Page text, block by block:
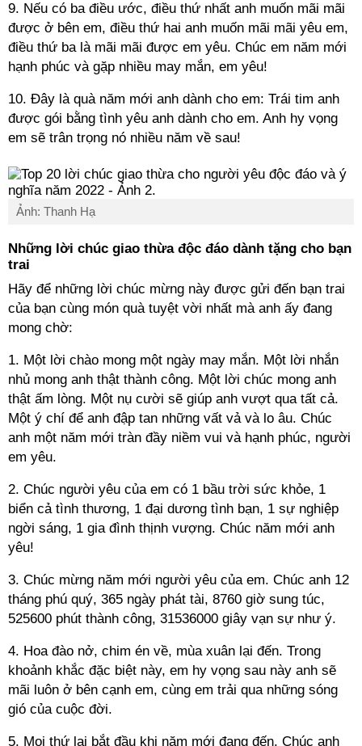
9. Nếu có ba điều ước, điều thứ nhất anh muốn mãi mãi
được ở bên em, điều thứ hai anh muốn mãi mãi yêu em,
điều thứ ba là mãi mãi được em yêu. Chúc em năm mới
hạnh phúc và gặp nhiều may mắn, em yêu!
10. Đây là quà năm mới anh dành cho em: Trái tim anh
được gói bằng tình yêu anh dành cho em. Anh hy vọng
em sẽ trân trọng nó nhiều năm về sau!
Ảnh: Thanh Hạ
Những lời chúc giao thừa độc đáo dành tặng cho bạn
trai
Hãy để những lời chúc mừng này được gửi đến bạn trai
của bạn cùng món quà tuyệt vời nhất mà anh ấy đang
mong chờ:
1. Một lời chào mong một ngày may mắn. Một lời nhắn
nhủ mong anh thật thành công. Một lời chúc mong anh
thật ấm lòng. Một nụ cười sẽ giúp anh vượt qua tất cả.
Một ý chí để anh đập tan những vất vả và lo âu. Chúc
anh một năm mới tràn đầy niềm vui và hạnh phúc, người
em yêu.
2. Chúc người yêu của em có 1 bầu trời sức khỏe, 1
biển cả tình thương, 1 đại dương tình bạn, 1 sự nghiệp
ngời sáng, 1 gia đình thịnh vượng. Chúc năm mới anh
yêu!
3. Chúc mừng năm mới người yêu của em. Chúc anh 12
tháng phú quý, 365 ngày phát tài, 8760 giờ sung túc,
525600 phút thành công, 31536000 giây vạn sự như ý.
4. Hoa đào nở, chim én về, mùa xuân lại đến. Trong
khoảnh khắc đặc biệt này, em hy vọng sau này anh sẽ
mãi luôn ở bên cạnh em, cùng em trải qua những sóng
gió của cuộc đời.
5. Mọi thứ lại bắt đầu khi năm mới đang đến. Chúc anh